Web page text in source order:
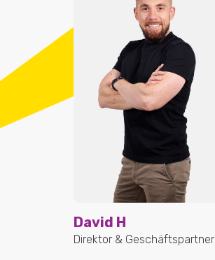
David H
Direktor & Geschäftspartner